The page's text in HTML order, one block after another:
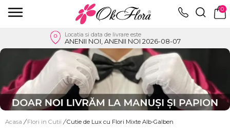
0
Locatia si data de livrare este
ANENII NOI, ANENII NOI 2026-08-07
Acasa / Flori in Cutii / Cutie de Lux cu Flori Mixte Alb-Galben